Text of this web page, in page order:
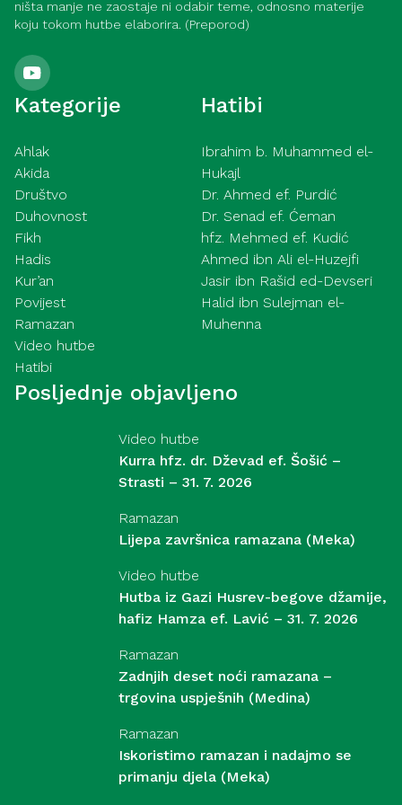
ništa manje ne zaostaje ni odabir teme, odnosno materije
koju tokom hutbe elaborira. (Preporod)
Kategorije
Ahlak
Akida
Društvo
Duhovnost
Fikh
Hadis
Kur’an
Povijest
Ramazan
Video hutbe
Hatibi
Hatibi
Ibrahim b. Muhammed el-
Hukajl
Dr. Ahmed ef. Purdić
Dr. Senad ef. Ćeman
hfz. Mehmed ef. Kudić
Ahmed ibn Ali el-Huzejfi
Jasir ibn Rašid ed-Devseri
Halid ibn Sulejman el-
Muhenna
Posljednje objavljeno
Video hutbe
Kurra hfz. dr. Dževad ef. Šošić –
Strasti – 31. 7. 2026
Ramazan
Lijepa završnica ramazana (Meka)
Video hutbe
Hutba iz Gazi Husrev-begove džamije,
hafiz Hamza ef. Lavić – 31. 7. 2026
Ramazan
Zadnjih deset noći ramazana –
trgovina uspješnih (Medina)
Ramazan
Iskoristimo ramazan i nadajmo se
primanju djela (Meka)